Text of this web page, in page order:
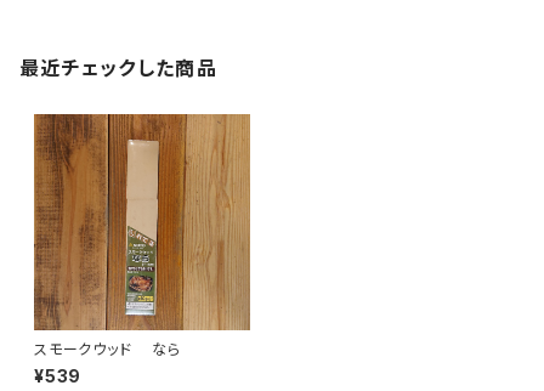
最近チェックした商品
スモークウッド なら
¥539